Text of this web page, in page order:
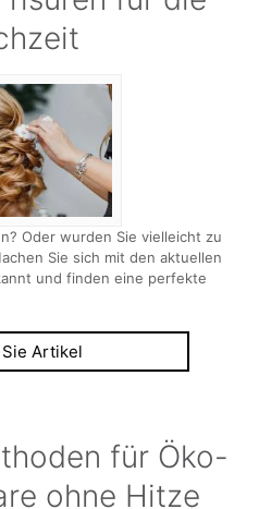
Oder wurden Sie vielleicht zu
Sie sich mit den aktuellen
und finden eine perfekte
Artikel
für Öko-
ohne Hitze